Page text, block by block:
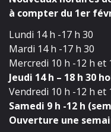
à compter du 1er
Lundi 14 h -17 h 30
Mardi 14 h -17 h 30
Mercredi 10 h -12 h et
Jeudi 14 h – 18 h 30
Vendredi 10 h -12 h et
Samedi 9 h -12 h
Ouverture une